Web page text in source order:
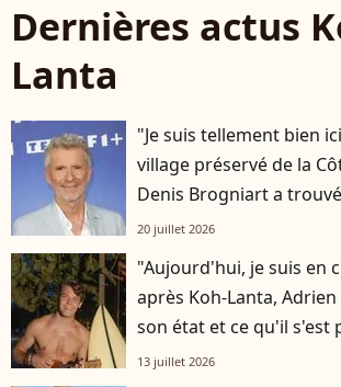
Dernières actus
Lanta
"Je suis tellement bien
village préservé de la
Denis Brogniart a
20 juillet 2026
"Aujourd'hui, je suis en
après Koh-Lanta,
son état et ce qu'il s'est
13 juillet 2026